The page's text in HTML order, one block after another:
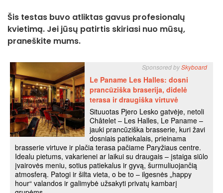
Šis testas buvo atliktas gavus profesionalų
kvietimą. Jei jūsų patirtis skiriasi nuo mūsų,
praneškite mums.